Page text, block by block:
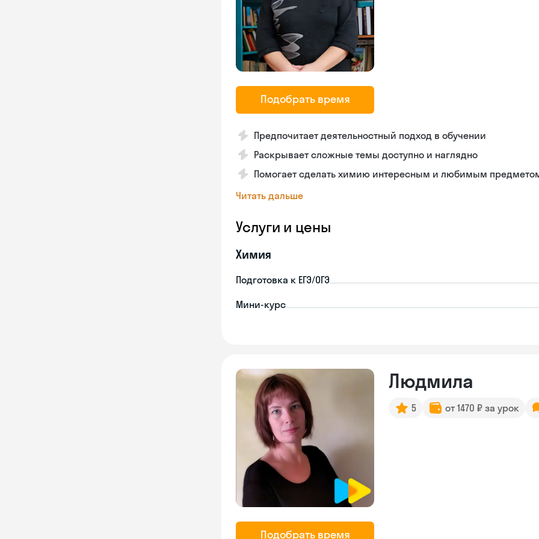
Подобрать время
Предпочитает деятельностный подход в обучении
Раскрывает сложные темы доступно и наглядно
Помогает сделать химию интересным и любимым
Читать дальше
Услуги и цены
Химия
Подготовка к ЕГЭ/ОГЭ
Мини-курс
Подобрать время
Людмила
5 от 1470 ₽ за урок